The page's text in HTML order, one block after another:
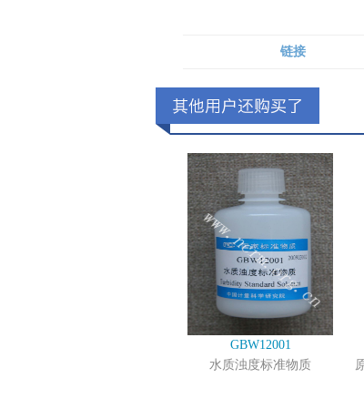
链接
GBW12001
水质浊度标准物质